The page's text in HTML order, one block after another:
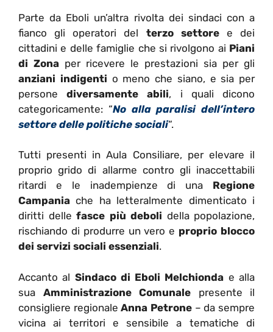
Parte da Eboli un’altra rivolta dei sindaci con a
fianco gli operatori del terzo settoree dei
cittadini e delle famiglie che si rivolgono ai Piani
di Zona per ricevere le prestazioni sia per gli
anziani indigenti o meno che siano, e sia per
personediversamente abili, i quali dicono
categoricamente: “No alla paralisi dell’intero
settore delle politiche sociali“.
Tutti presenti in Aula Consiliare, per elevare il
proprio grido di allarme contro gli inaccettabili
ritardi e le inadempienze di una Regione
Campania che ha letteralmente dimenticato i
diritti delle fasce più deboli della popolazione,
rischiando di produrre un vero e proprio blocco
dei servizi sociali essenziali.
Accanto al Sindaco di Eboli Melchionda e alla
sua Amministrazione Comunale presente il
consigliere regionaleAnna Petrone – da sempre
vicina ai territori e sensibile a tematiche di